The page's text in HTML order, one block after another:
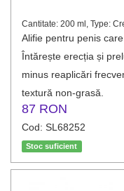
Cantitate: 200 ml, Type:
Alifie pentru penis
Întărește erecția și
minus reaplicări
textură non-grasă.
87 RON
Cod: SL68252
Stoc suficient